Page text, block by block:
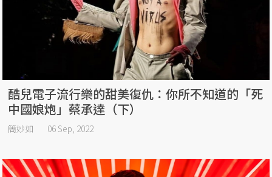
酷兒電子流行樂的甜美復仇：你所不知道的「死
中國娘炮」蔡承達（下）
簡妙如 06 Sep, 2022